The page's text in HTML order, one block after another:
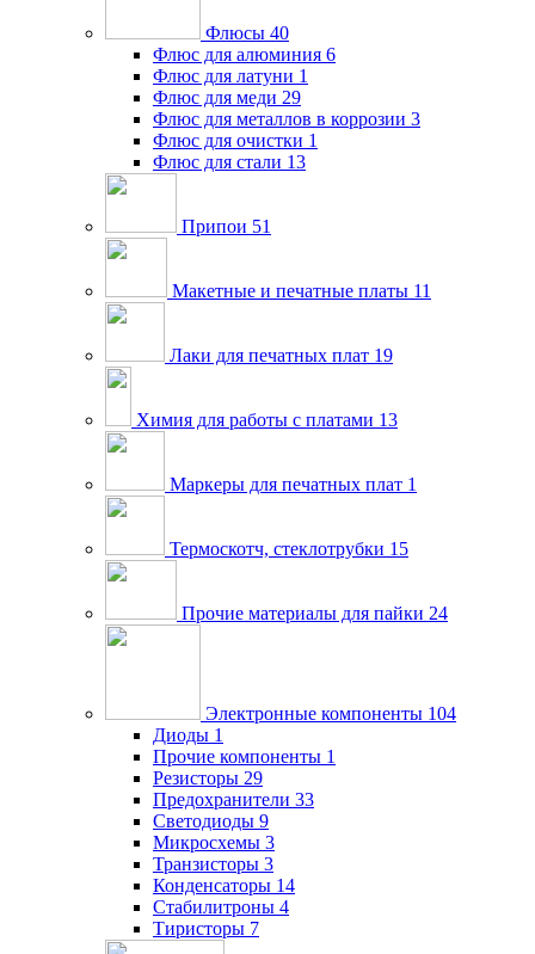
Флюсы 40
Флюс для алюминия 6
Флюс для латуни 1
Флюс для меди 29
Флюс для металлов в коррозии 3
Флюс для очистки 1
Флюс для стали 13
Припои 51
Макетные и печатные платы 11
Лаки для печатных плат 19
Химия для работы с платами 13
Маркеры для печатных плат 1
Термоскотч, стеклотрубки 15
Прочие материалы для пайки 24
Электронные компоненты 104
Диоды 1
Прочие компоненты 1
Резисторы 29
Предохранители 33
Светодиоды 9
Микросхемы 3
Транзисторы 3
Конденсаторы 14
Стабилитроны 4
Тиристоры 7